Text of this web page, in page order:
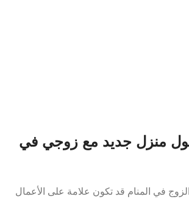
منزل جديد مع زوجي في
في المنام قد تكون علامة على الأعمال